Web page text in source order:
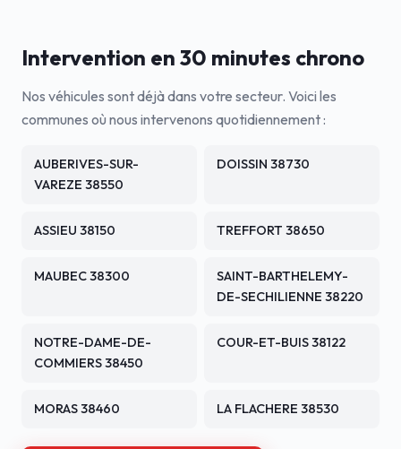
Intervention en 30 minutes chrono
Nos véhicules sont déjà dans votre secteur. Voici les
communes où nous intervenons quotidiennement :
AUBERIVES-SUR-
VAREZE 38550
DOISSIN 38730
ASSIEU 38150 TREFFORT 38650
MAUBEC 38300
SAINT-BARTHELEMY-
DE-SECHILIENNE 38220
NOTRE-DAME-DE-
COMMIERS 38450
COUR-ET-BUIS 38122
MORAS 38460 LA FLACHERE 38530